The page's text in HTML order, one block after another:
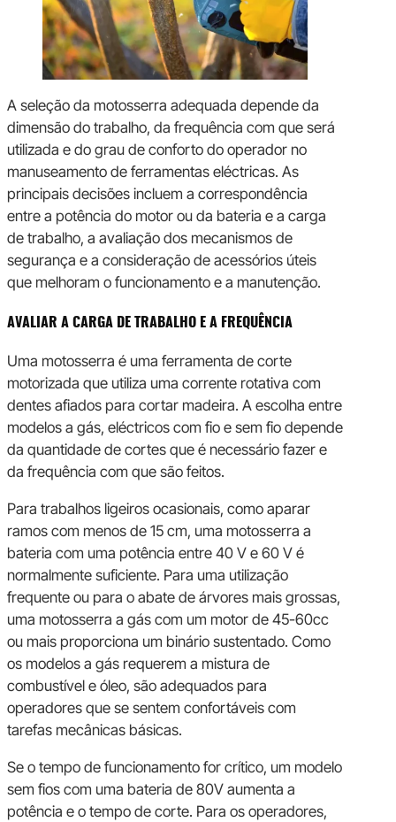
A seleção da motosserra adequada depende da
dimensão do trabalho, da frequência com que será
utilizada e do grau de conforto do operador no
manuseamento de ferramentas eléctricas. As
principais decisões incluem a correspondência
entre a potência do motor ou da bateria e a carga
de trabalho, a avaliação dos mecanismos de
segurança e a consideração de acessórios úteis
que melhoram o funcionamento e a manutenção.
AVALIAR A CARGA DE TRABALHO E A FREQUÊNCIA
Uma motosserra é uma ferramenta de corte
motorizada que utiliza uma corrente rotativa com
dentes afiados para cortar madeira. A escolha entre
modelos a gás, eléctricos com fio e sem fio depende
da quantidade de cortes que é necessário fazer e
da frequência com que são feitos.
Para trabalhos ligeiros ocasionais, como aparar
ramos com menos de 15 cm, uma motosserra a
bateria com uma potência entre 40 V e 60 V é
normalmente suficiente. Para uma utilização
frequente ou para o abate de árvores mais grossas,
uma motosserra a gás com um motor de 45-60cc
ou mais proporciona um binário sustentado. Como
os modelos a gás requerem a mistura de
combustível e óleo, são adequados para
operadores que se sentem confortáveis com
tarefas mecânicas básicas.
Se o tempo de funcionamento for crítico, um modelo
sem fios com uma bateria de 80V aumenta a
potência e o tempo de corte. Para os operadores,